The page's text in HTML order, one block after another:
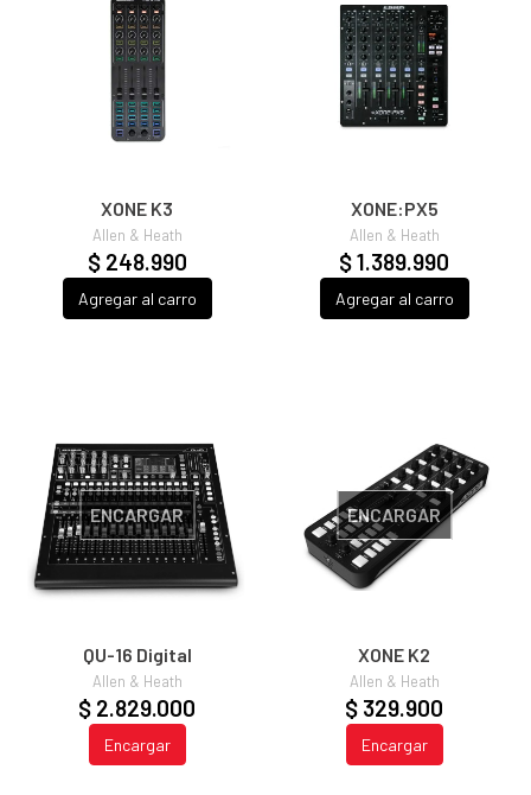
XONE K3
Allen & Heath
$ 248.990
Agregar al carro
XONE:PX5
Allen & Heath
$ 1.389.990
Agregar al carro
ENCARGAR
QU-16 Digital
Allen & Heath
$ 2.829.000
Encargar
ENCARGAR
XONE K2
Allen & Heath
$ 329.900
Encargar